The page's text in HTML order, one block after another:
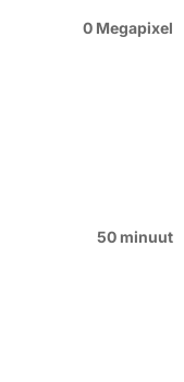
0 Megapixel
50 minuut